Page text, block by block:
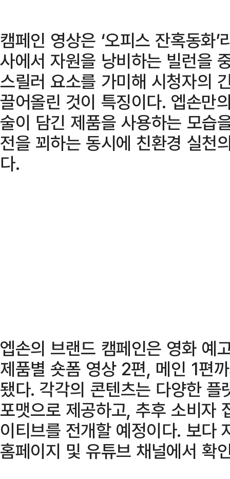
캠페인 영상은 ‘오피스 잔혹동화
사에서 자원을 낭비하는 빌런을
스릴러 요소를 가미해 시청자의
끌어올린 것이 특징이다. 엡손만
술이 담긴 제품을 사용하는 모습
전을 꾀하는 동시에 친환경 실천
다.
엡손의 브랜드 캠페인은 영화 예
제품별 숏폼 영상 2편, 메인 1편
됐다. 각각의 콘텐츠는 다양한
포맷으로 제공하고, 추후 소비자
이티브를 전개할 예정이다. 보다
홈페이지 및 유튜브 채널에서 확